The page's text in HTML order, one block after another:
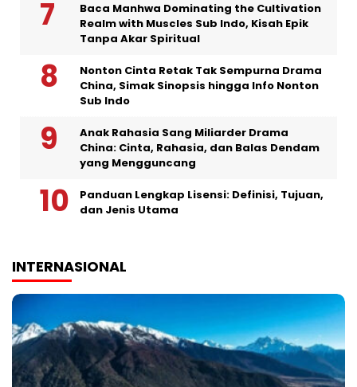
Baca Manhwa Dominating the Cultivation
Realm with Muscles Sub Indo, Kisah Epik
Tanpa Akar Spiritual
Nonton Cinta Retak Tak Sempurna Drama
China, Simak Sinopsis hingga Info Nonton
Sub Indo
Anak Rahasia Sang Miliarder Drama
China: Cinta, Rahasia, dan Balas Dendam
yang Mengguncang
Panduan Lengkap Lisensi: Definisi, Tujuan,
dan Jenis Utama
INTERNASIONAL